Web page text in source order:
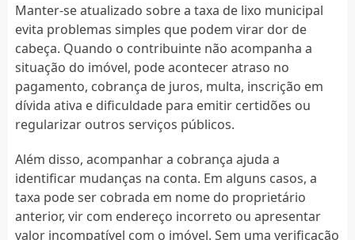
Manter-se atualizado sobre a taxa de lixo municipal
evita problemas simples que podem virar dor de
cabeça. Quando o contribuinte não acompanha a
situação do imóvel, pode acontecer atraso no
pagamento, cobrança de juros, multa, inscrição em
dívida ativa e dificuldade para emitir certidões ou
regularizar outros serviços públicos.
Além disso, acompanhar a cobrança ajuda a
identificar mudanças na conta. Em alguns casos, a
taxa pode ser cobrada em nome do proprietário
anterior, vir com endereço incorreto ou apresentar
valor incompatível com o imóvel. Sem uma verificação